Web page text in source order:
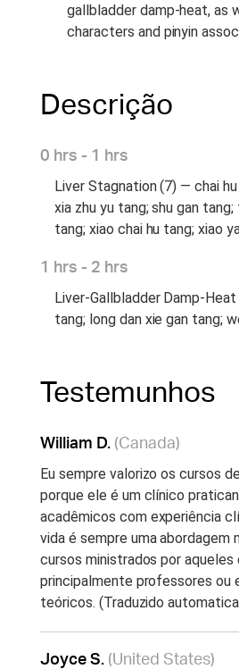
gallbladder damp-heat, as
characters and pinyin
Descrição
0 hrs - 1 hrs
Liver Stagnation (7) — chai
xia zhu yu tang; shu gan
tang; xiao chai hu tang; xiao
1 hrs - 2 hrs
Liver-Gallbladder Damp-
tang; long dan xie gan tang;
Testemunhos
William D. (Canada)
Eu sempre valorizo os cursos
porque ele é um clínico
acadêmicos com experiência
vida é sempre uma abordagem
cursos ministrados por aqueles
principalmente professores ou
teóricos. (Traduzido
Joyce S. (United States)